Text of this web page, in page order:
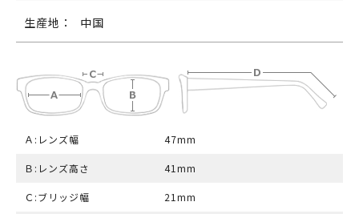
生産地： 中国
Ａ:レンズ幅 47mm
Ｂ:レンズ高さ 41mm
Ｃ:ブリッジ幅 21mm